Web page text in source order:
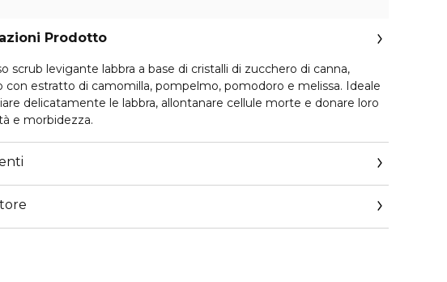
Prodotto
scrub levigante labbra a base di cristalli di zucchero di canna,
con estratto di camomilla, pompelmo, pomodoro e melissa. Ideale
delicatamente le labbra, allontanare cellule morte e donare loro
e morbidezza.